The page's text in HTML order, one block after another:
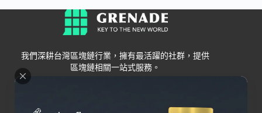
我們深耕台灣區塊鏈行業，擁有最活躍的社群，提供
區塊鏈相關一站式服務。